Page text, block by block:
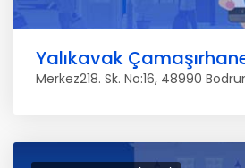
Yalıkavak
Merkez218. Sk. No:16, 48990